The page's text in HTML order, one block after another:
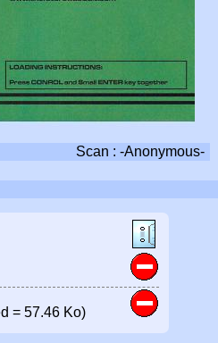
Scan : -Anonymous-
= 57.46 Ko)